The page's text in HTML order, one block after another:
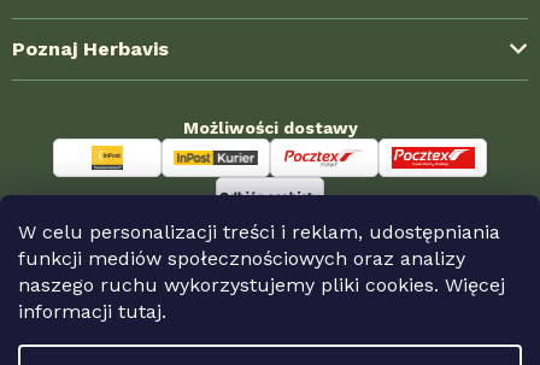
W celu personalizacji treści i reklam, udostępniania
funkcji mediów społecznościowych oraz analizy
naszego ruchu wykorzystujemy pliki cookies. Więcej
informacji tutaj.
Formy płatności
Jak kupować?
Reklamacja i zwroty
Blog ze świata ziół
Najczęstsze pytania (FAQ)
Współpraca hurtowa
Sklepy partnerskie
Poznaj Herbavis
Kontakt
Nagrody HerbaKlubu
Możliwości dostawy
Możliwości płatności
Copyright 2026Herbavis.pl. Wszystkie prawa